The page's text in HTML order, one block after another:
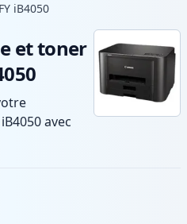
iB4050
et toner
avec
compatibles
qualité
livraison
.